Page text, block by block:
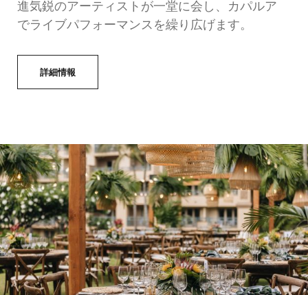
進気鋭のアーティストが一堂に会し、カパルア
でライブパフォーマンスを繰り広げます。
詳細情報